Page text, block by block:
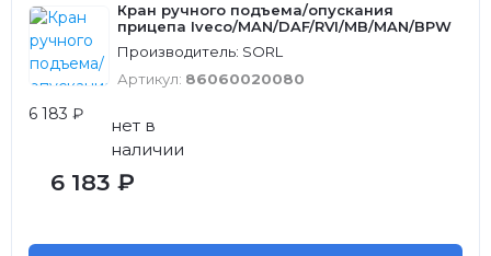
Кран ручного подъема/опускания
прицепа Iveco/MAN/DAF/RVI/MB/MAN/BPW
Производитель: SORL
Артикул: 86060020080
6 183 ₽
нет в
наличии
6 183 ₽